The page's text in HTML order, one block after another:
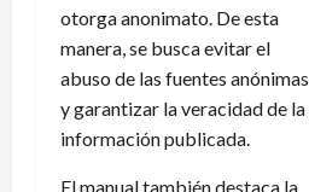
otorga anonimato. De esta
manera, se busca evitar el
abuso de las fuentes anónimas
y garantizar la veracidad de la
información publicada.
El manual también destaca la